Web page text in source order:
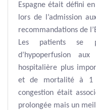
Espagne était défini
lors de l’admission
recommandations de
Les patients se
d’hypoperfusion
hospitalière plus
et de mortalité à 1
congestion était
prolongée mais un